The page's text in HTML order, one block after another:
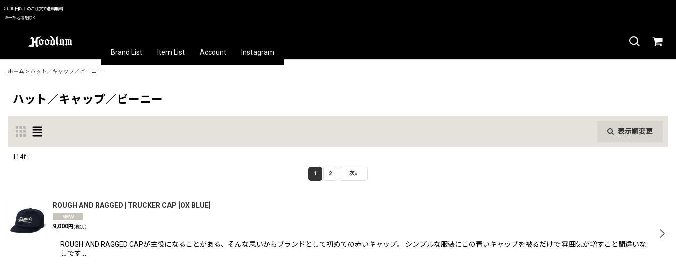
5,000円以上のご注文で送料無料
※一部地域を除く
Brand List Item List Account Instagram
ホーム > ハット／キャップ／ビーニー
ハット／キャップ／ビーニー
表示順変更
114件
1 2 次»
ROUGH AND RAGGED | TRUCKER CAP OX BLUE
9,000円 (税別)
ROUGH AND RAGGED CAPが主役になることがある、そんな思いからブランドとして初めての赤いキャップ。 シンプルな服装にこの青いキャップを被るだけで 雰囲気が増すこと間違いな
しです…